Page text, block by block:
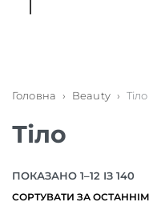
Головна › Beauty › Тіло
Тіло
ПОКАЗАНО 1–12 ІЗ 140